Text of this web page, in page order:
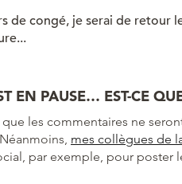
de congé, je serai de retour
EN PAUSE… EST-CE
les commentaires ne
mes collègues de
par exemple, pour poster